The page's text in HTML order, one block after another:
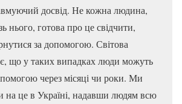
досвід. Не кожна людина,
нього, готова про це свідчити,
за допомогою. Світова
що у таких випадках люди можуть
через місяці чи роки. Ми
на це в Україні, надавши людям всю